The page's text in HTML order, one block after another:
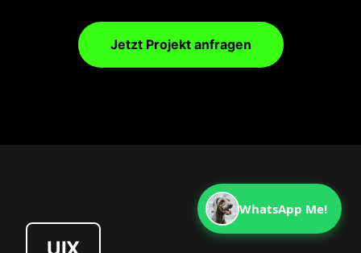
Jetzt Projekt anfragen
WhatsApp Me!